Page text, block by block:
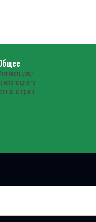
услуг
пациента
на прием